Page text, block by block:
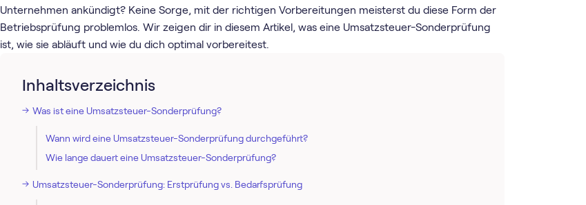
Unternehmen ankündigt? Keine Sorge, mit der richtigen Vorbereitungen meisterst du diese Form der
Betriebsprüfung problemlos. Wir zeigen dir in diesem Artikel, was eine Umsatzsteuer-Sonderprüfung
ist, wie sie abläuft und wie du dich optimal vorbereitest.
Inhaltsverzeichnis
Was ist eine Umsatzsteuer-Sonderprüfung?
Wann wird eine Umsatzsteuer-Sonderprüfung durchgeführt?
Wie lange dauert eine Umsatzsteuer-Sonderprüfung?
Umsatzsteuer-Sonderprüfung: Erstprüfung vs. Bedarfsprüfung